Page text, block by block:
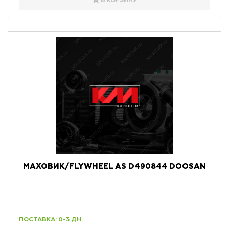
МАХОВИК/FLYWHEEL AS D490844 DOOSAN
ПОСТАВКА: 0-3 ДН.